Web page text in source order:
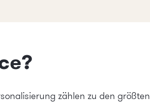
zählen zu den größten